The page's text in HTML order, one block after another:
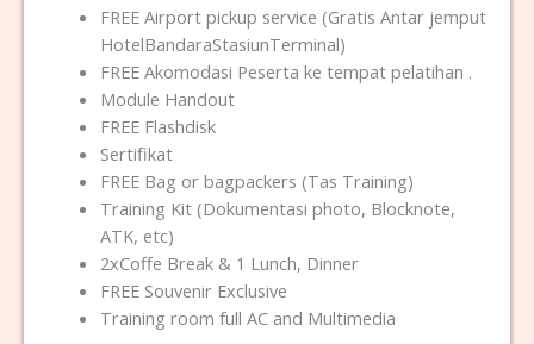
FREE Airport pickup service (Gratis Antar jemput
HotelBandaraStasiunTerminal)
FREE Akomodasi Peserta ke tempat pelatihan .
Module Handout
FREE Flashdisk
Sertifikat
FREE Bag or bagpackers (Tas Training)
Training Kit (Dokumentasi photo, Blocknote,
ATK, etc)
2xCoffe Break & 1 Lunch, Dinner
FREE Souvenir Exclusive
Training room full AC and Multimedia